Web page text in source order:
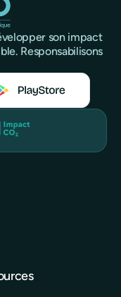
son impact
Responsabilisons